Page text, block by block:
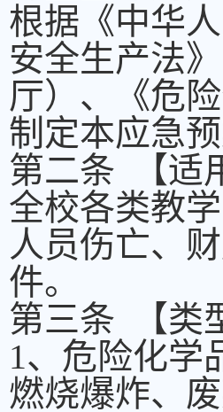
根据《中华
安全生产法
厅）、《危
制定本应急预
第二条 【适
全校各类教
人员伤亡、
件。
第三条 【类
1、危险化学
燃烧爆炸、